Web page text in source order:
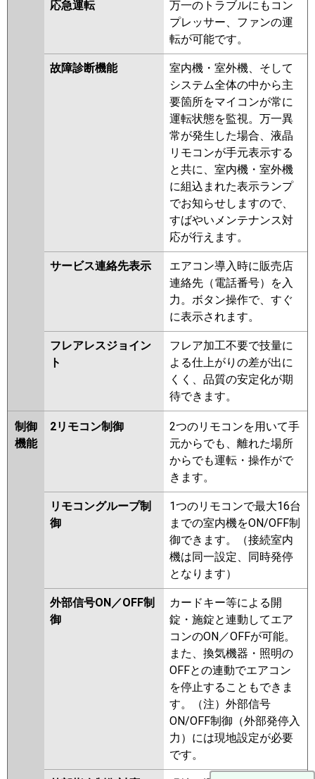
応急運転
万一のトラブルにもコン
プレッサー、ファンの運
転が可能です。
故障診断機能
室内機・室外機、そして
システム全体の中から主
要箇所をマイコンが常に
運転状態を監視。万一異
常が発生した場合、液晶
リモコンが手元表示する
と共に、室内機・室外機
に組込まれた表示ランプ
でお知らせしますので、
すばやいメンテナンス対
応が行えます。
サービス連絡先表示
エアコン導入時に販売店
連絡先（電話番号）を入
力。ボタン操作で、すぐ
に表示されます。
フレアレスジョイン
ト
フレア加工不要で技量に
よる仕上がりの差が出に
くく、品質の安定化が期
待できます。
制御
機能
2リモコン制御
2つのリモコンを用いて手
元からでも、離れた場所
からでも運転・操作がで
きます。
リモコングループ制
御
1つのリモコンで最大16台
までの室内機をON/OFF制
御できます。（接続室内
機は同一設定、同時発停
となります）
外部信号ON／OFF制
御
カードキー等による開
錠・施錠と連動してエア
コンのON／OFFが可能。
また、換気機器・照明の
OFFとの連動でエアコン
を停止することもできま
す。（注）外部信号
ON/OFF制御（外部発停入
力）には現地設定が必要
です。